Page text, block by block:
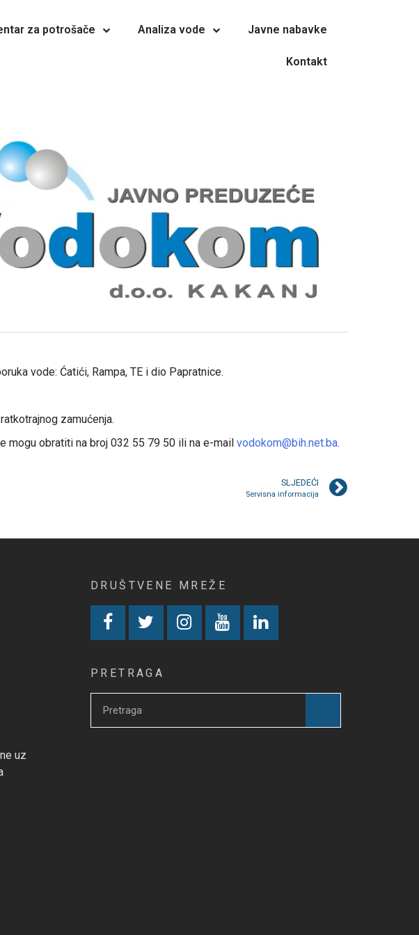
za potrošače Analiza vode Javne nabavke
Kontakt
vode: Ćatići, Rampa, TE i dio Papratnice.
zamućenja.
mogu obratiti na broj 032 55 79 50 ili na e-mail vodokom@bih.net.ba.
SLJEDEĆI
Servisna informacija
uz
DRUŠTVENE MREŽE
PRETRAGA